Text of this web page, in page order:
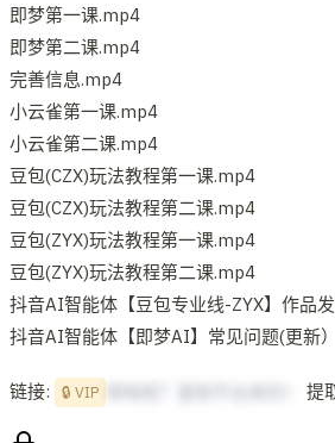
即梦第一课.mp4
即梦第二课.mp4
完善信息.mp4
小云雀第一课.mp4
小云雀第二课.mp4
豆包(CZX)玩法教程第一课.mp4
豆包(CZX)玩法教程第二课.mp4
豆包(ZYX)玩法教程第一课.mp4
豆包(ZYX)玩法教程第二课.mp4
抖音AI智能体【豆包专业线-ZYX】作品
抖音AI智能体【即梦AI】常见问题(更新）
链接: 🔒 VIP 提